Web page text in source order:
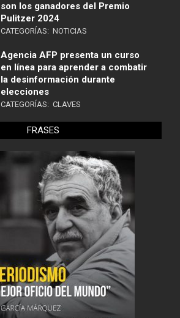
son los ganadores del Premio
Pulitzer 2024
CATEGORÍAS: NOTICIAS
Agencia AFP presenta un curso
en línea para aprender a combatir
la desinformación durante
elecciones
CATEGORÍAS: CLAVES
FRASES